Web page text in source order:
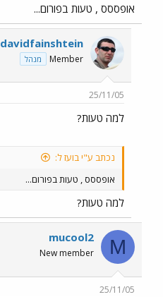
אופססס , טעות בפורום...
davidfainshtein
Member מנהל
25/11/05
למה טעות?
נכתב ע"י בועז ל:
אופססס , טעות בפורום...
למה טעות?
M
mucool2
New member
25/11/05